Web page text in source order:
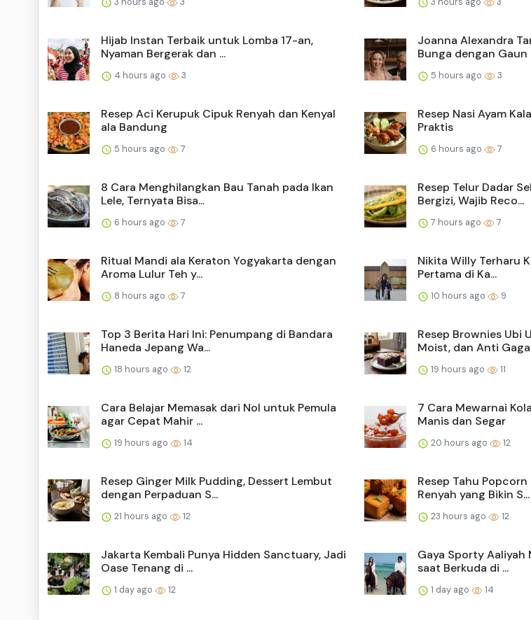
Hijab Instan Terbaik untuk Lomba 17-an,
Nyaman Bergerak dan ...
4 hours ago 3
Joanna Alexandra
Bunga dengan Gaun
5 hours ago 3
Resep Aci Kerupuk Cipuk Renyah dan Kenyal
ala Bandung
5 hours ago 7
Resep Nasi Ayam
Praktis
6 hours ago 7
8 Cara Menghilangkan Bau Tanah pada Ikan
Lele, Ternyata Bisa...
6 hours ago 7
Resep Telur Dadar
Bergizi, Wajib Reco...
7 hours ago 7
Ritual Mandi ala Keraton Yogyakarta dengan
Aroma Lulur Teh y...
8 hours ago 7
Nikita Willy Terharu
Pertama di Ka...
10 hours ago 9
Top 3 Berita Hari Ini: Penumpang di Bandara
Haneda Jepang Wa...
18 hours ago 12
Resep Brownies Ubi
Moist, dan Anti
19 hours ago 11
Cara Belajar Memasak dari Nol untuk Pemula
agar Cepat Mahir ...
19 hours ago 14
7 Cara Mewarnai
Manis dan Segar
20 hours ago 12
Resep Ginger Milk Pudding, Dessert Lembut
dengan Perpaduan S...
21 hours ago 12
Resep Tahu
Renyah yang Bikin S...
23 hours ago 12
Jakarta Kembali Punya Hidden Sanctuary, Jadi
Oase Tenang di ...
1 day ago 12
Gaya Sporty
saat Berkuda di ...
1 day ago 14